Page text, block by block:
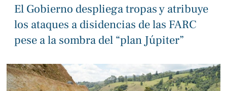
El Gobierno despliega tropas y atribuye
los ataques a disidencias de las FARC
pese a la sombra del “plan Júpiter”